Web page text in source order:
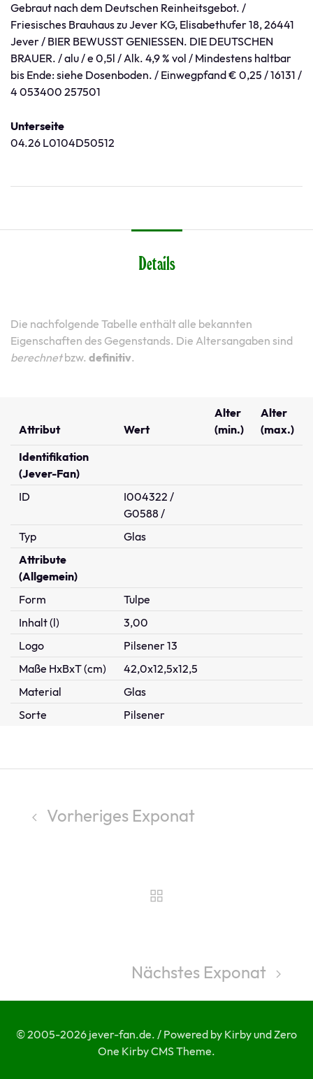
Gebraut nach dem Deutschen Reinheitsgebot. /
Friesisches Brauhaus zu Jever KG, Elisabethufer 18, 26441
Jever / BIER BEWUSST GENIESSEN. DIE DEUTSCHEN
BRAUER. / alu / e 0,5l / Alk. 4,9 % vol / Mindestens haltbar
bis Ende: siehe Dosenboden. / Einwegpfand € 0,25 / 16131 /
4 053400 257501
Unterseite
04.26 L0104D50512
Details
Die nachfolgende Tabelle enthält alle bekannten
Eigenschaften des Gegenstands. Die Altersangaben sind
berechnetbzw. definitiv.
Attribut Wert
Alter
(min.)
Alter
(max.)
Identifikation
(Jever-Fan)
ID
I004322 /
G0588 /
Typ
Glas
Attribute
(Allgemein)
Form
Tulpe
Inhalt (l)
3,00
Logo
Pilsener 13
Maße HxBxT (cm)
42,0x12,5x12,5
Material
Glas
Sorte
Pilsener
Vorheriges Exponat
Nächstes Exponat
© 2005-2026 jever-fan.de. / Powered by Kirby und Zero
One Kirby CMS Theme.